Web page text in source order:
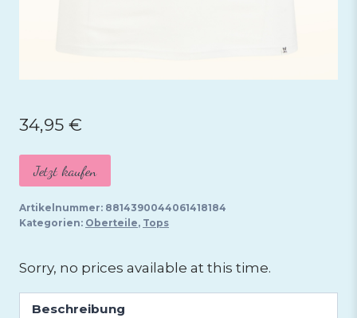
34,95 €
Jetzt kaufen
Artikelnummer: 8814390044061418184
Kategorien: Oberteile, Tops
Sorry, no prices available at this time.
Beschreibung